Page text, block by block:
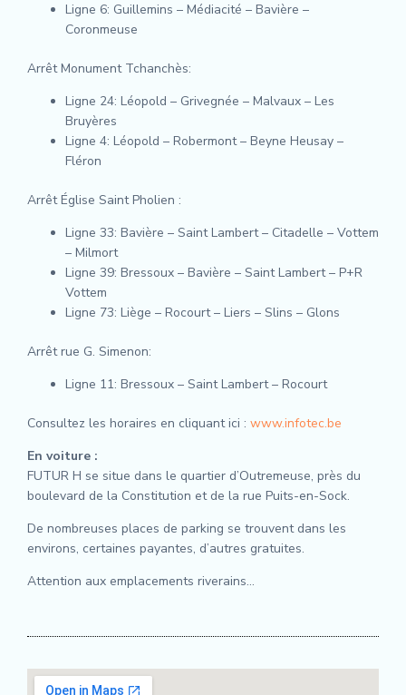
Ligne 6: Guillemins – Médiacité – Bavière –
Coronmeuse
Arrêt Monument Tchanchès:
Ligne 24: Léopold – Grivegnée – Malvaux – Les
Bruyères
Ligne 4: Léopold – Robermont – Beyne Heusay –
Fléron
Arrêt Église Saint Pholien :
Ligne 33: Bavière – Saint Lambert – Citadelle – Vottem
– Milmort
Ligne 39: Bressoux – Bavière – Saint Lambert – P+R
Vottem
Ligne 73: Liège – Rocourt – Liers – Slins – Glons
Arrêt rue G. Simenon:
Ligne 11: Bressoux – Saint Lambert – Rocourt
Consultez les horaires en cliquant ici : www.infotec.be
En voiture :
FUTUR H se situe dans le quartier d’Outremeuse, près du
boulevard de la Constitution et de la rue Puits-en-Sock.
De nombreuses places de parking se trouvent dans les
environs, certaines payantes, d’autres gratuites.
Attention aux emplacements riverains…